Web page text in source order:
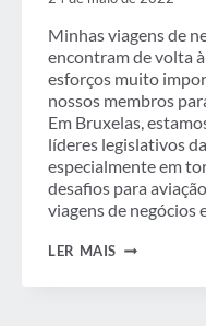
Minhas viagens de
encontram de volta
esforços muito
nossos membros
Em Bruxelas,
líderes legislativos
especialmente em
desafios para
viagens de negócios
LER MAIS CHECK-